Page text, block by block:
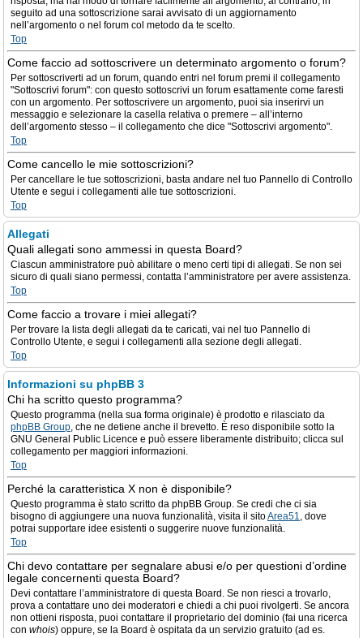
seguito ad una sottoscrizione sarai avvisato di un aggiornamento
nell’argomento o nel forum col metodo da te scelto.
Top
Come faccio ad sottoscrivere un determinato argomento o forum?
Per sottoscriverti ad un forum, quando entri nel forum premi il collegamento
"Sottoscrivi forum": con questo sottoscrivi un forum esattamente come faresti
con un argomento. Per sottoscrivere un argomento, puoi sia inserirvi un
messaggio e selezionare la casella relativa o premere – all’interno
dell’argomento stesso – il collegamento che dice "Sottoscrivi argomento".
Top
Come cancello le mie sottoscrizioni?
Per cancellare le tue sottoscrizioni, basta andare nel tuo Pannello di Controllo
Utente e segui i collegamenti alle tue sottoscrizioni.
Top
Allegati
Quali allegati sono ammessi in questa Board?
Ciascun amministratore può abilitare o meno certi tipi di allegati. Se non sei
sicuro di quali siano permessi, contatta l’amministratore per avere assistenza.
Top
Come faccio a trovare i miei allegati?
Per trovare la lista degli allegati da te caricati, vai nel tuo Pannello di
Controllo Utente, e segui i collegamenti alla sezione degli allegati.
Top
Informazioni su phpBB 3
Chi ha scritto questo programma?
Questo programma (nella sua forma originale) è prodotto e rilasciato da
phpBB Group, che ne detiene anche il brevetto. È reso disponibile sotto la
GNU General Public Licence e può essere liberamente distribuito; clicca sul
collegamento per maggiori informazioni.
Top
Perché la caratteristica X non è disponibile?
Questo programma è stato scritto da phpBB Group. Se credi che ci sia
bisogno di aggiungere una nuova funzionalità, visita il sitoArea51, dove
potrai supportare idee esistenti o suggerire nuove funzionalità.
Top
Chi devo contattare per segnalare abusi e/o per questioni d’ordine
legale concernenti questa Board?
Devi contattare l’amministratore di questa Board. Se non riesci a trovarlo,
prova a contattare uno dei moderatori e chiedi a chi puoi rivolgerti. Se ancora
non ottieni risposta, puoi contattare il proprietario del dominio (fai una ricerca
con whois) oppure, se la Board è ospitata da un servizio gratuito (ad es.